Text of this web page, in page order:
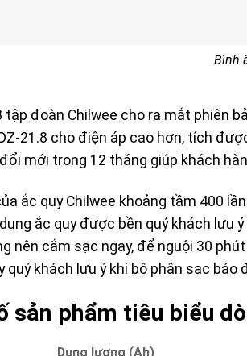
Bình
tập đoàn Chilwee cho ra mắt phiên
21.8 cho điện áp cao hơn, tích
mới trong 12 tháng giúp khách
ắc quy Chilwee khoảng tầm 400
ắc quy được bền quý khách lưu
nên cắm sạc ngay, để nguội 30
quý khách lưu ý khi bộ phận sạc
sản phẩm tiêu biểu
Dung lượng (Ah)